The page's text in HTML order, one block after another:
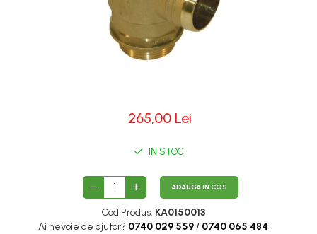
265,00 Lei
IN STOC
ADAUGA IN COS
Cod Produs: KA0150013
Ai nevoie de ajutor? 0740 029 559/ 0740 065 484